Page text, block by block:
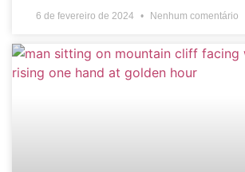
6 de fevereiro de 2024 Nenhum comentário